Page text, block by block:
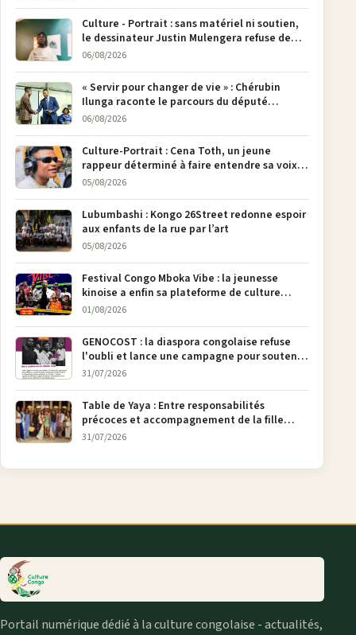
Culture - Portrait : sans matériel ni soutien,
le dessinateur Justin Mulengera refuse de
poser son crayon
06/08/2026
« Servir pour changer de vie » : Chérubin
Ilunga raconte le parcours du député
national Jethro Muyombi Tshimbu en 137
06/08/2026
Culture-Portrait : Cena Toth, un jeune
rappeur déterminé à faire entendre sa voix à
Bunia
05/08/2026
Lubumbashi : Kongo 26Street redonne espoir
aux enfants de la rue par l’art
05/08/2026
Festival Congo Mboka Vibe : la jeunesse
kinoise a enfin sa plateforme de culture
urbaine
01/08/2026
GENOCOST : la diaspora congolaise refuse
l'oubli et lance une campagne pour soutenir
la pétition FONAREV depuis Bruxelles
31/07/2026
Table de Yaya : Entre responsabilités
précoces et accompagnement de la fille
aînée, la diaspora en débat
31/07/2026
Portail numérique dédié à la culture congolaise - actualités,